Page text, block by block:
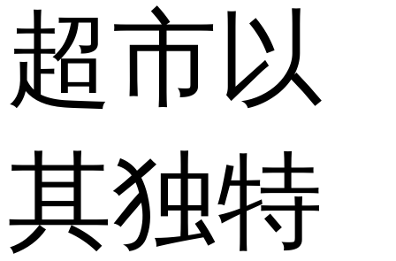
超市以
其独特